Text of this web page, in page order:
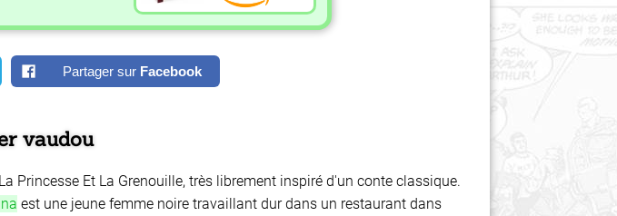
Partager sur Facebook
vaudou
Princesse Et La Grenouille, très librement inspiré d'un conte classique.
est une jeune femme noire travaillant dur dans un restaurant dans